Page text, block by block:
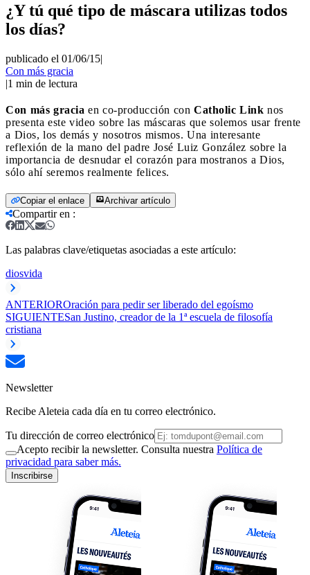
¿Y tú qué tipo de máscara utilizas todos
los días?
publicado el 01/06/15|
Con más gracia
|1 min de lectura
Con más gracia en co-producción con Catholic Link nos
presenta este video sobre las máscaras que solemos usar frente
a Dios, los demás y nosotros mismos. Una interesante
reflexión de la mano del padre José Luiz González sobre la
importancia de desnudar el corazón para mostranos a Dios,
sólo ahí seremos realmente felices.
Copiar el enlace Archivar artículo
Compartir en :
Las palabras clave/etiquetas asociadas a este artículo:
diosvida
ANTERIOROración para pedir ser liberado del egoísmo
SIGUIENTESan Justino, creador de la 1ª escuela de filosofía
cristiana
Newsletter
Recibe Aleteia cada día en tu correo electrónico.
Tu dirección de correo electrónico
Acepto recibir la newsletter. Consulta nuestra Política de
privacidad para saber más.
Inscribirse